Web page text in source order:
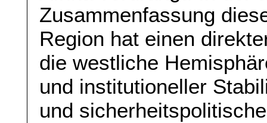
Zusammenfassung
Region hat einen
die westliche
und institutioneller
und